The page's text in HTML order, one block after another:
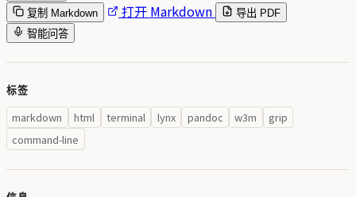
复制 Markdown
打开 Markdown
导出 PDF
智能问答
标签
markdown html terminal lynx pandoc w3m
grip
command-line